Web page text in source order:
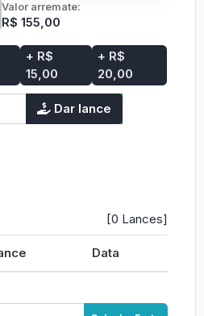
nesta compra
Valor arremate:
R$ 155,00
+ R$
+ R$